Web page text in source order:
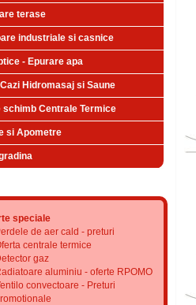
terase
industriale si casnice
- Epurare apa
Hidromasaj si Saune
schimb Centrale Termice
si Apometre
speciale
de aer cald - preturi
centrale termice
gaz
aluminiu - oferte RPOMO
convectoare - Preturi